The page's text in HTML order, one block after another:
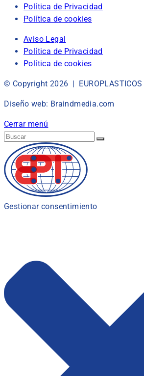
Política de Privacidad
Política de cookies
Aviso Legal
Política de Privacidad
Política de cookies
© Copyright 2026 | EUROPLASTICOS
Diseño web: Braindmedia.com
Cerrar menú
Gestionar consentimiento